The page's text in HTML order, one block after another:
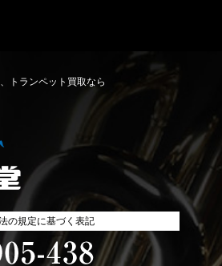
トランペット買取なら
の規定に基づく表記